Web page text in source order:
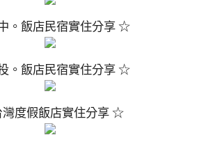
。飯店民宿實住分享 ☆
。飯店民宿實住分享 ☆
度假飯店實住分享 ☆